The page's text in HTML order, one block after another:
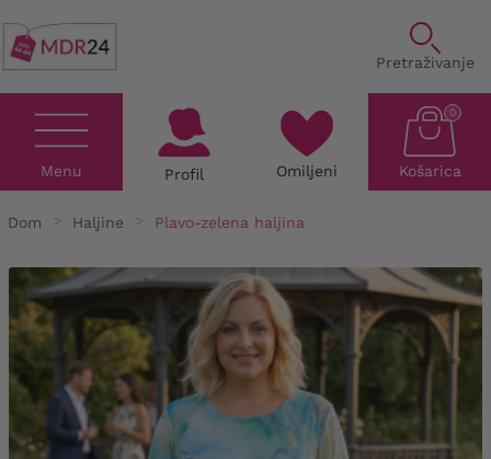
Pretraživanje
Menu Profil Omiljeni Košarica
0
Dom Haljine Plavo-zelena haljina